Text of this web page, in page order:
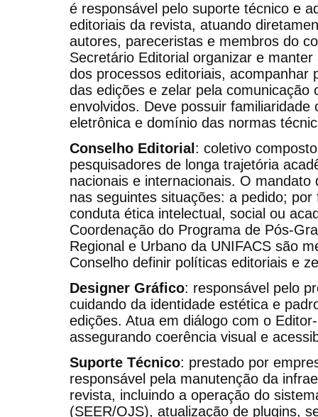
é responsável pelo suporte técnico e
editoriais da revista, atuando
autores, pareceristas e membros do
Secretário Editorial organizar e
dos processos editoriais, acompanhar
das edições e zelar pela comunicação
envolvidos. Deve possuir
eletrônica e domínio das normas
Conselho Editorial : coletivo
pesquisadores de longa trajetória
nacionais e internacionais. O
nas seguintes situações: a pedido;
conduta ética intelectual, social ou
Coordenação do Programa de Pós-
Regional e Urbano da UNIFACS são
Conselho definir políticas editoriais e
Designer Gráfico: responsável pelo
cuidando da identidade estética e
edições. Atua em diálogo com o
assegurando coerência visual e
Suporte Técnico: prestado por
responsável pela manutenção da
revista, incluindo a operação do
(SEER/OJS), atualização de plugins,